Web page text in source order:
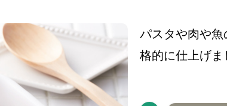
パスタや肉や
格的に仕上げま